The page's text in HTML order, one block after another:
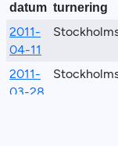
datum turnering
2011-
04-11
2011-
03-28